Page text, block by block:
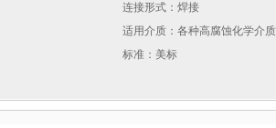
连接形式：焊接
适用介质：各种高腐蚀化学介质
标准：美标